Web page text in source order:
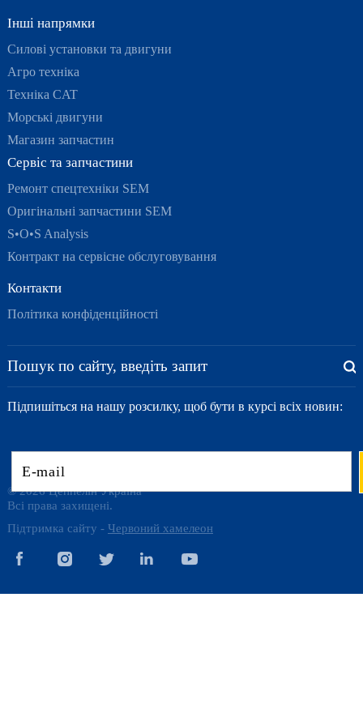
Інші напрямки
Силові установки та двигуни
Агро техніка
Техніка CAT
Морські двигуни
Магазин запчастин
Сервіс та запчастини
Ремонт спецтехніки SEM
Оригінальні запчастини SEM
S•O•S Analysis
Контракт на сервісне обслуговування
Контакти
Політика конфіденційності
Підпишіться на нашу розсилку, щоб бути в курсі всіх новин:
© 2026 Цеппелін Україна
Всі права захищені.
Підтримка сайту - Червоний хамелеон